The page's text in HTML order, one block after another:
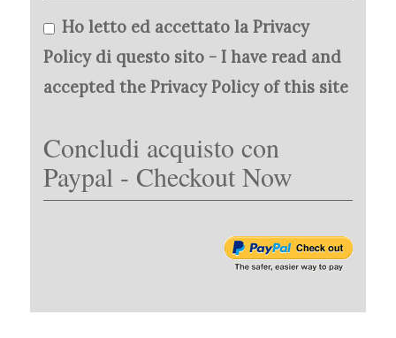
Ho letto ed accettato la Privacy
Policy di questo sito - I have read and
accepted the Privacy Policy of this site
Concludi acquisto con
Paypal - Checkout Now